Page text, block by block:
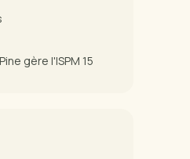
gère l'ISPM 15